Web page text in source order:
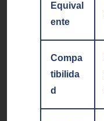
Equival
ente
Compa
tibilida
d